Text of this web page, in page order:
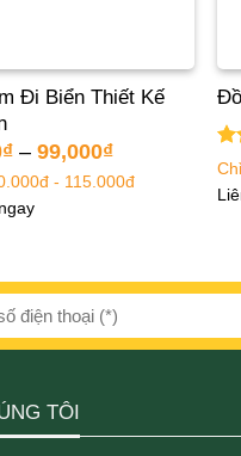
5
Đi Biển Thiết Kế
₫– 99,000₫
- 115.000đ
TÔI